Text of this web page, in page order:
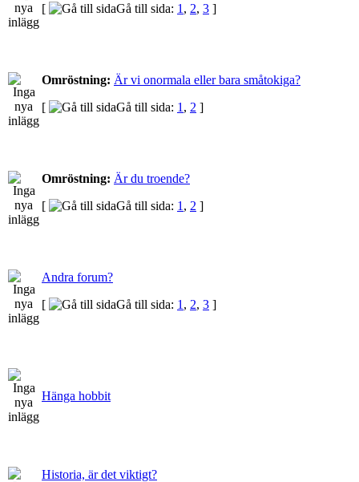
[
Gå till sida: 1 , 2, 3 ]
Omröstning: Är vi onormala eller bara småtokiga?
[
Gå till sida: 1 , 2 ]
Omröstning: Är du troende?
[
Gå till sida: 1 , 2 ]
Andra forum?
[
Gå till sida: 1 , 2, 3 ]
Hänga hobbit
Historia, är det viktigt?